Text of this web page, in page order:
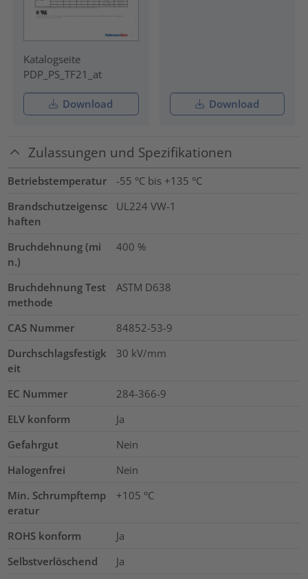
Katalogseite
PDP_PS_TF21_at
Download Download
Zulassungen und Spezifikationen
Betriebstemperatur
-55 °C bis +135 °C
Brandschutzeigensc
haften
UL224 VW-1
Bruchdehnung (mi
n.)
400 %
Bruchdehnung Test
methode
ASTM D638
CAS Nummer
84852-53-9
Durchschlagsfestigk
eit
30 kV/mm
EC Nummer
284-366-9
ELV konform
Ja
Gefahrgut
Nein
Halogenfrei
Nein
Min. Schrumpftemp
eratur
+105 °C
ROHS konform
Ja
Selbstverlöschend
Ja